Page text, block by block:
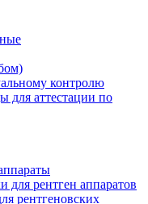
контролю
для аттестации по
рентген аппаратов
рентгеновских